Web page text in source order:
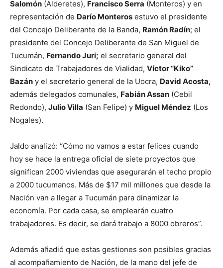
Salomón (Alderetes), Francisco Serra (Monteros) y en
representación de Darío Monteros estuvo el presidente
del Concejo Deliberante de la Banda, Ramón Radín; el
presidente del Concejo Deliberante de San Miguel de
Tucumán, Fernando Juri; el secretario general del
Sindicato de Trabajadores de Vialidad, Víctor “Kiko”
Bazán y el secretario general de la Uocra, David Acosta,
además delegados comunales, Fabián Assan (Cebil
Redondo), Julio Villa (San Felipe) y Miguel Méndez (Los
Nogales).
Jaldo analizó: “Cómo no vamos a estar felices cuando
hoy se hace la entrega oficial de siete proyectos que
significan 2000 viviendas que asegurarán el techo propio
a 2000 tucumanos. Más de $17 mil millones que desde la
Nación van a llegar a Tucumán para dinamizar la
economía. Por cada casa, se emplearán cuatro
trabajadores. Es decir, se dará trabajo a 8000 obreros”.
Además añadió que estas gestiones son posibles gracias
al acompañamiento de Nación, de la mano del jefe de